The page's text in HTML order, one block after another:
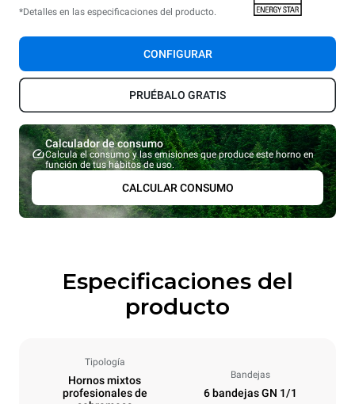
*Detalles en las especificaciones del producto.
CONFIGURAR
PRUÉBALO GRATIS
Calculador de consumo
Calcula el consumo y las emisiones que produce este horno en
función de tus hábitos de uso.
CALCULAR CONSUMO
Especificaciones del
producto
Tipología
Hornos mixtos
profesionales de
Bandejas
6 bandejas GN 1/1